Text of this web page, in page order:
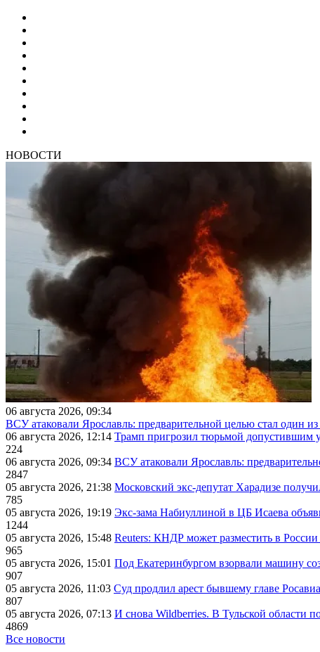
НОВОСТИ
06 августа 2026, 09:34
ВСУ атаковали Ярославль: предварительной целью стал один
06 августа 2026, 12:14 Трамп пригрозил тюрьмой допустившим
224
06 августа 2026, 09:34 ВСУ атаковали Ярославль:
2847
05 августа 2026, 21:38 Московский экс-депутат Харадизе
785
05 августа 2026, 19:19 Экс-зама Набиуллиной в ЦБ Исаева
1244
05 августа 2026, 15:48 Reuters: КНДР может разместить в России
965
05 августа 2026, 15:01 Под Екатеринбургом взорвали машину
907
05 августа 2026, 11:03 Суд продлил арест бывшему главе
807
05 августа 2026, 07:13 И снова Wildberries. В Тульской области
4869
Все новости